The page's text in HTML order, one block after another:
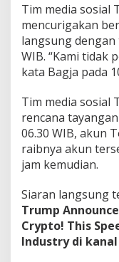
Tim media sosial
mencurigakan
langsung
WIB. “Kami tidak
kata Bagja pada
Tim media sosial
rencana
06.30 WIB, akun
raibnya akun
jam kemudian.
Siaran langsung
Trump
Crypto! This
Industry di kanal